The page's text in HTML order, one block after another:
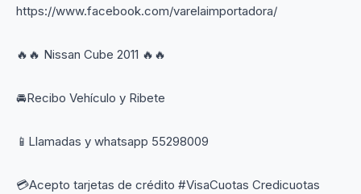
https://www.facebook.com/varelaimportadora/
🔥🔥 Nissan Cube 2011 🔥🔥
🚘Recibo Vehículo y Ribete
📱Llamadas y whatsapp 55298009
💳Acepto tarjetas de crédito #VisaCuotas Credicuotas